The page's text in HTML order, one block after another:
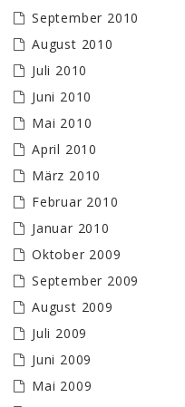
September 2010
August 2010
Juli 2010
Juni 2010
Mai 2010
April 2010
März 2010
Februar 2010
Januar 2010
Oktober 2009
September 2009
August 2009
Juli 2009
Juni 2009
Mai 2009